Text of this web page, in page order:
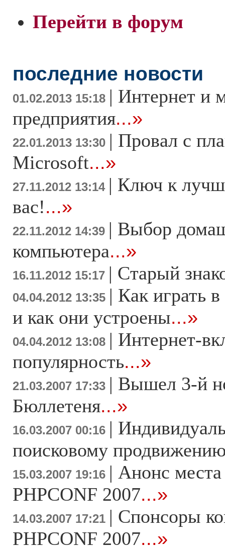
Перейти в форум
последние новости
01.02.2013 15:18 | Интернет и
предприятия...»
22.01.2013 13:30 | Провал с
Microsoft...»
27.11.2012 13:14 | Ключ к
вас!...»
22.11.2012 14:39 | Выбор
компьютера...»
16.11.2012 15:17 | Старый
04.04.2012 13:35 | Как играть
и как они устроены...»
04.04.2012 13:08 | Интернет-
популярность...»
21.03.2007 17:33 | Вышел 3-й
Бюллетеня...»
16.03.2007 00:16 |
поисковому
15.03.2007 19:16 | Анонс
PHPCONF 2007...»
14.03.2007 17:21 | Спонсоры
PHPCONF 2007...»